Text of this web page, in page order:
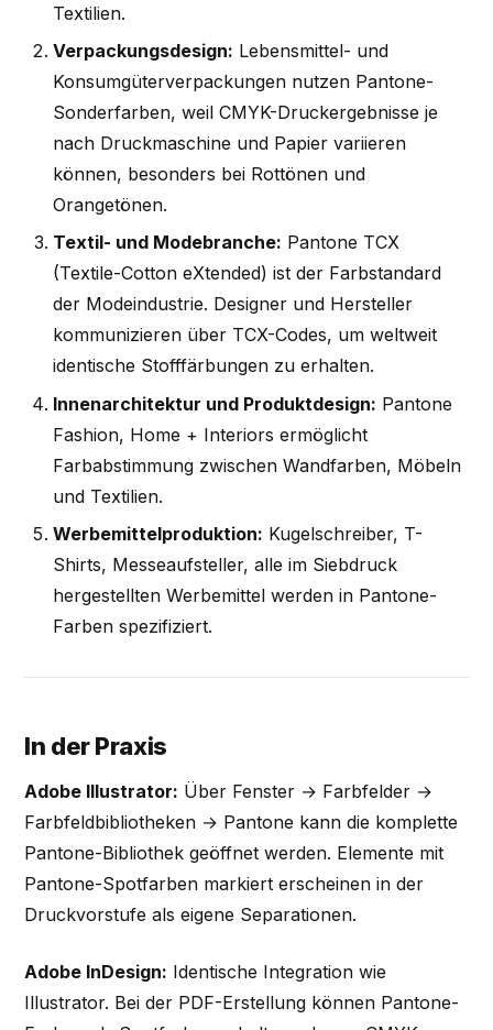
Textilien.
Verpackungsdesign: Lebensmittel- und
Konsumgüterverpackungen nutzen Pantone-
Sonderfarben, weil CMYK-Druckergebnisse je
nach Druckmaschine und Papier variieren
können, besonders bei Rottönen und
Orangetönen.
Textil- und Modebranche: Pantone TCX
(Textile-Cotton eXtended) ist der Farbstandard
der Modeindustrie. Designer und Hersteller
kommunizieren über TCX-Codes, um weltweit
identische Stofffärbungen zu erhalten.
Innenarchitektur und Produktdesign: Pantone
Fashion, Home + Interiors ermöglicht
Farbabstimmung zwischen Wandfarben, Möbeln
und Textilien.
Werbemittelproduktion: Kugelschreiber, T-
Shirts, Messeaufsteller, alle im Siebdruck
hergestellten Werbemittel werden in Pantone-
Farben spezifiziert.
In der Praxis
Adobe Illustrator: Über Fenster → Farbfelder →
Farbfeldbibliotheken → Pantone kann die komplette
Pantone-Bibliothek geöffnet werden. Elemente mit
Pantone-Spotfarben markiert erscheinen in der
Druckvorstufe als eigene Separationen.
Adobe InDesign: Identische Integration wie
Illustrator. Bei der PDF-Erstellung können Pantone-